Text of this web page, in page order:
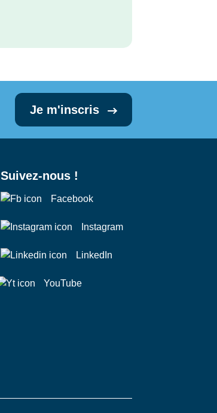
Je m'inscris
Suivez-nous !
Facebook
Instagram
LinkedIn
YouTube